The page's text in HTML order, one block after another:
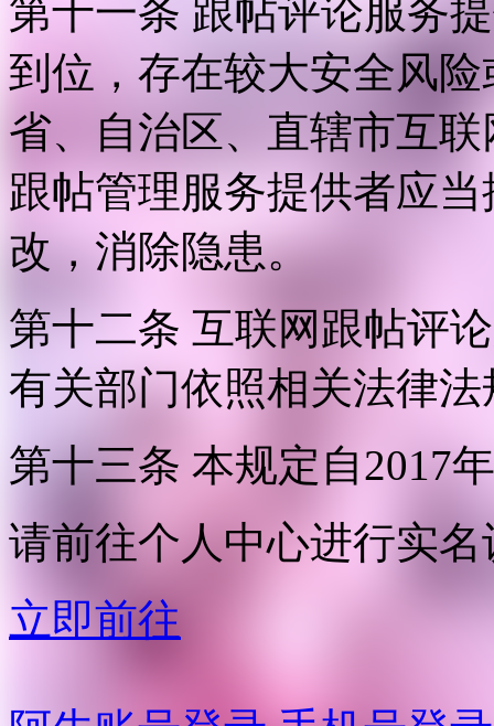
第十一条 跟帖评论服务
到位，存在较大安全风
省、自治区、直辖市互
跟帖管理服务提供者应
改，消除隐患。
第十二条 互联网跟帖评
有关部门依照相关法律
第十三条 本规定自2017
请前往个人中心进行实名
立即前往